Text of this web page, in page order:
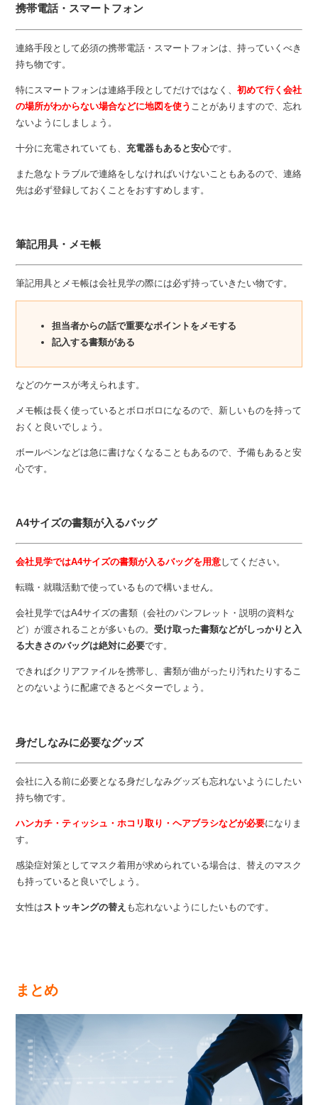
携帯電話・スマートフォン
連絡手段として必須の携帯電話・スマートフォンは、持っていくべき
持ち物です。
特にスマートフォンは連絡手段としてだけではなく、初めて行く会社
の場所がわからない場合などに地図を使う ことがありますので、忘れ
ないようにしましょう。
十分に充電されていても、充電器もあると安心です。
また急なトラブルで連絡をしなければいけないこともあるので、連絡
先は必ず登録しておくことをおすすめします。
筆記用具・メモ帳
筆記用具とメモ帳は会社見学の際には必ず持っていきたい物です。
担当者からの話で重要なポイントをメモする
記入する書類がある
などのケースが考えられます。
メモ帳は長く使っているとボロボロになるので、新しいものを持って
おくと良いでしょう。
ボールペンなどは急に書けなくなることもあるので、予備もあると安
心です。
A4サイズの書類が入るバッグ
会社見学ではA4サイズの書類が入るバッグを用意してください。
転職・就職活動で使っているもので構いません。
会社見学ではA4サイズの書類（会社のパンフレット・説明の資料な
ど）が渡されることが多いもの。受け取った書類などがしっかりと入
る大きさのバッグは絶対に必要です。
できればクリアファイルを携帯し、書類が曲がったり汚れたりするこ
とのないように配慮できるとベターでしょう。
身だしなみに必要なグッズ
会社に入る前に必要となる身だしなみグッズも忘れないようにしたい
持ち物です。
ハンカチ・ティッシュ・ホコリ取り・ヘアブラシなどが必要になりま
す。
感染症対策としてマスク着用が求められている場合は、替えのマスク
も持っていると良いでしょう。
女性は ストッキングの替え も忘れないようにしたいものです。
まとめ